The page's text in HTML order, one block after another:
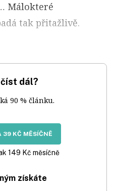
Málokteré
tak přitažlivě.
dál?
90 % článku.
39 KČ MĚSÍČNĚ
149 Kč měsíčně
získáte